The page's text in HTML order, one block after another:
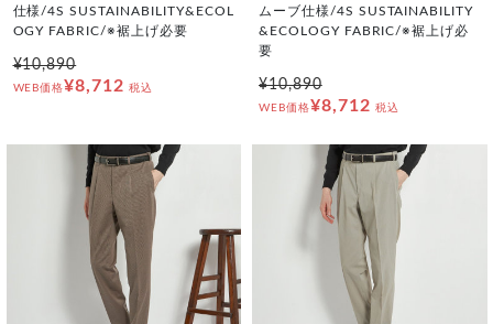
仕様/4S SUSTAINABILITY&ECOL
OGY FABRIC/※裾上げ必要
¥10,890
WEB価格¥8,712 税込
ムーブ仕様/4S SUSTAINABILITY
&ECOLOGY FABRIC/※裾上げ必
要
¥10,890
WEB価格¥8,712 税込